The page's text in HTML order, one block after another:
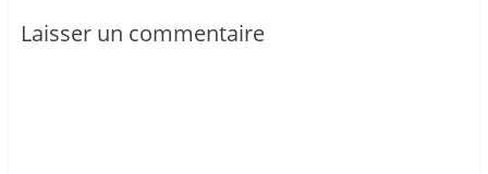
Laisser un commentaire